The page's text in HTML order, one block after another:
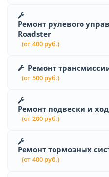
Ремонт рулевого
Roadster
(от 400 руб.)
Ремонт
(от 500 руб.)
Ремонт подвески и
(от 200 руб.)
Ремонт тормозных
(от 400 руб.)